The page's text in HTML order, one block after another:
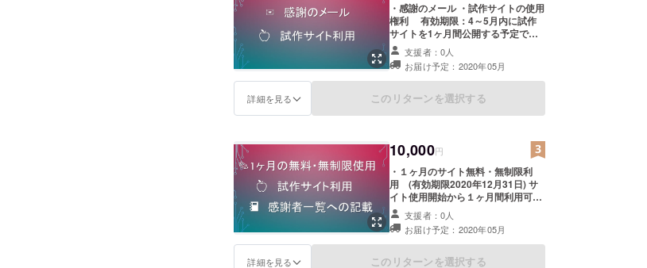
・感謝のメール ・試作サイトの使用
権利 有効期限：4～5月内に試作
サイトを1ヶ月間公開する予定です
ので、公開期間のみ使用可能になり
ます。公開タイミングに関しまして
は、メールにてお知らせ致します。
を提供させて頂ければと思っており
ます。 試作サイトのURLは、メール
支援者：0人
お届け予定：2020年05月
詳細を見る このリターンを選択する
10,000円
・１ヶ月のサイト無料・無制限利
用 (有効期限2020年12月31日) サ
イト使用開始から１ヶ月間利用可能
になります。有効期限内に使用開始
頂ければ、その時点から１ヶ月間利
用可能になります。 ・試作サイトの
使用権利 有効期限：4～5月内に試
作サイトを1ヶ月間公開する予定で
支援者：0人
お届け予定：2020年05月
詳細を見る このリターンを選択する